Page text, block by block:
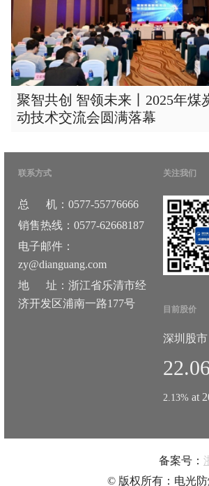
聚智共创 智领未来丨2025年煤
动技术交流会圆满落幕
联系方式
总 机：0577-55776666
销售热线：0577-62668187
电子邮件：
zy@dianguang.com
地 址：浙江省乐清市经
济开发区浦南一路177号
关注我们
目前股价
深圳股市
22.06
2.13% at
备案号：
© 版权所有：电光